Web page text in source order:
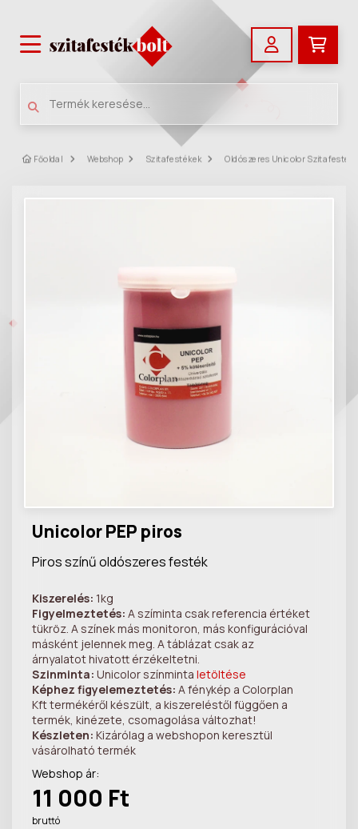
Főoldal Webshop Szitafestékek Oldószeres Unicolor
Unicolor PEP piros
Piros színű oldószeres festék
Kiszerelés: 1kg
Figyelmeztetés: A szíminta csak referencia értéket
tükröz. A színek más monitoron, más konfigurációval
másként jelennek meg. A táblázat csak az
árnyalatot hivatott érzékeltetni.
Szinminta: Unicolor színminta letöltése
Képhez figyelemeztetés: A fénykép a Colorplan
Kft termékéről készült, a kiszereléstől függően a
termék, kinézete, csomagolása változhat!
Készleten: Kizárólag a webshopon keresztül
vásárolható termék
Webshop ár:
11 000 Ft
bruttó